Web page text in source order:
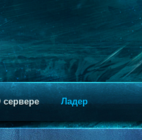
сервере Ладер